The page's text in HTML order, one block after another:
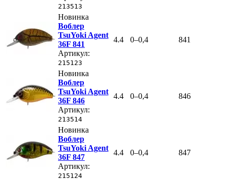
213513
Новинка
Воблер
TsuYoki Agent
36F 841
Артикул:
215123
4.4 0–0,4 841
Новинка
Воблер
TsuYoki Agent
36F 846
Артикул:
213514
4.4 0–0,4 846
Новинка
Воблер
TsuYoki Agent
36F 847
Артикул:
215124
4.4 0–0,4 847